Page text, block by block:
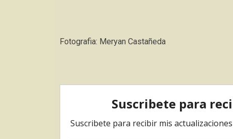
Fotografia: Meryan Castañeda